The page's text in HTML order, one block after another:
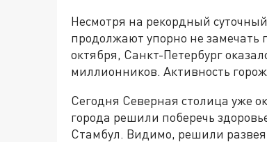
Несмотря на рекордный
продолжают упорно не
октября, Санкт-Петербург
миллионников. Активность
Сегодня Северная столица уже
города решили поберечь
Стамбул. Видимо, решили